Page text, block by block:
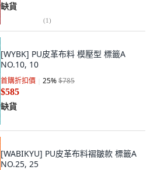
缺貨
(1)
[WYBK] PU皮革布料 模壓型 標籤A
NO.10, 10
首購折扣價 25%$785
$585
缺貨
[WABIKYU] PU皮革布料褶皺款 標籤A
NO.25, 25